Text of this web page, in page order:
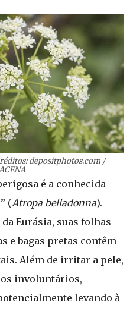
depositphotos.com /
é a conhecida
(Atropa belladonna).
Eurásia, suas folhas
e bagas pretas contêm
Além de irritar a pele,
involuntários,
levando à